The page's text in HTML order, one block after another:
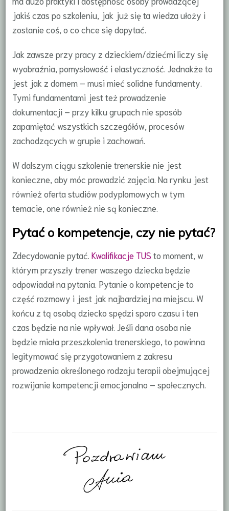
jakiś czas po szkoleniu, jak już się ta wiedza ułoży i
zostanie coś, o co chce się dopytać.
Jak zawsze przy pracy z dzieckiem/dziećmi liczy się
wyobraźnia, pomysłowość i elastyczność. Jednakże to
jest jak z domem – musi mieć solidne fundamenty.
Tymi fundamentami jest też prowadzenie
dokumentacji – przy kilku grupach nie sposób
zapamiętać wszystkich szczegółów, procesów
zachodzących w grupie i zachowań.
W dalszym ciągu szkolenie trenerskie nie jest
konieczne, aby móc prowadzić zajęcia. Na rynku jest
również oferta studiów podyplomowych w tym
temacie, one również nie są konieczne.
Pytać o kompetencje, czy nie pytać?
Zdecydowanie pytać. Kwalifikacje TUSto moment, w
którym przyszły trener waszego dziecka będzie
odpowiadał na pytania. Pytanie o kompetencje to
część rozmowy i jest jak najbardziej na miejscu. W
końcu z tą osobą dziecko spędzi sporo czasu i ten
czas będzie na nie wpływał. Jeśli dana osoba nie
będzie miała przeszkolenia trenerskiego, to powinna
legitymować się przygotowaniem z zakresu
prowadzenia określonego rodzaju terapii obejmującej
rozwijanie kompetencji emocjonalno – społecznych.